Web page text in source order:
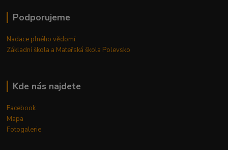
Podporujeme
Nadace plného vědomí
Základní škola a Mateřská škola Polevsko
Kde nás najdete
Facebook
Mapa
Fotogalerie